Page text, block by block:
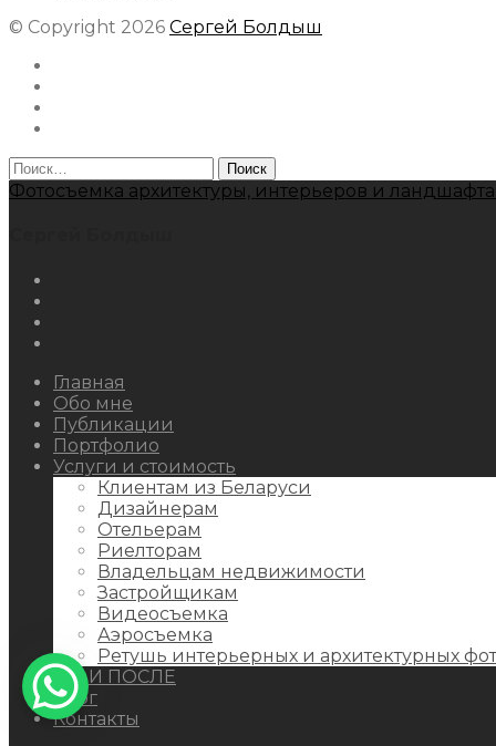
© Copyright 2026 Сергей Болдыш
Найти:
Фотосъемка архитектуры, интерьеров и
Главная
Обо мне
Публикации
Портфолио
Услуги и стоимость
Клиентам из Беларуси
Дизайнерам
Отельерам
Риелторам
Владельцам недвижимости
Застройщикам
Видеосъемка
Аэросъемка
Ретушь интерьерных и архитектурных
ДО И ПОСЛЕ
Блог
Контакты